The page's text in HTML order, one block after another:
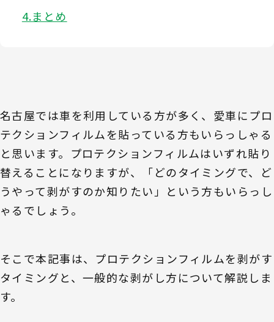
まとめ
名古屋では車を利用している方が多く、愛車にプロ
テクションフィルムを貼っている方もいらっしゃる
と思います。プロテクションフィルムはいずれ貼り
替えることになりますが、「どのタイミングで、ど
うやって剥がすのか知りたい」という方もいらっし
ゃるでしょう。
そこで本記事は、プロテクションフィルムを剥がす
タイミングと、一般的な剥がし方について解説しま
す。